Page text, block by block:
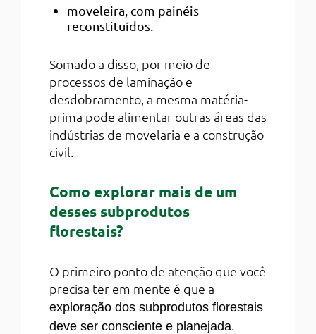
moveleira, com painéis
reconstituídos.
Somado a disso, por meio de
processos de laminação e
desdobramento, a mesma matéria-
prima pode alimentar outras áreas das
indústrias de movelaria e a construção
civil.
Como explorar mais de um
desses subprodutos
florestais?
O primeiro ponto de atenção que você
precisa ter em mente é que a
exploração dos subprodutos florestais
deve ser consciente e planejada.